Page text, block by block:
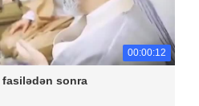
00:00:12
fasilədən sonra